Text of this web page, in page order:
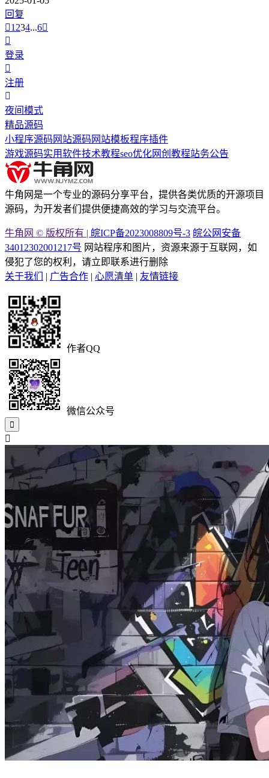
回复
1 234...6
登录
注册
夜间模式
精品源码
小程序源码 网站源码 网站模板程序插件
游戏源码实用软件技术教程seo优化网创教程站务公告
牛角网是一个专业的源码分享平台，提供各类优质的开源项目
源码，为开发者们提供便捷高效的学习与交流平台。
牛角网 © 版权所有 | 皖ICP备2023008809号-3 皖公网安备
34012302001217号 网站程序和图片，资源来源于互联网，如
侵犯了您的权利，请立即联系进行删除
关于我们
| 广告合作 | 心愿清单 | 友情链接
作者QQ
微信公众号